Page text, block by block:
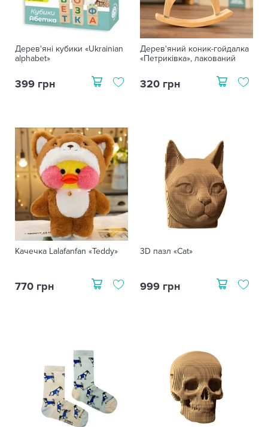
Дерев'яні кубики «Ukrainian
alphabet»
399 грн
Дерев'яний коник-гойдалка
«Петриківка», лакований
320 грн
Качечка Lalafanfan «Teddy»
770 грн
3D пазл «Cat»
999 грн